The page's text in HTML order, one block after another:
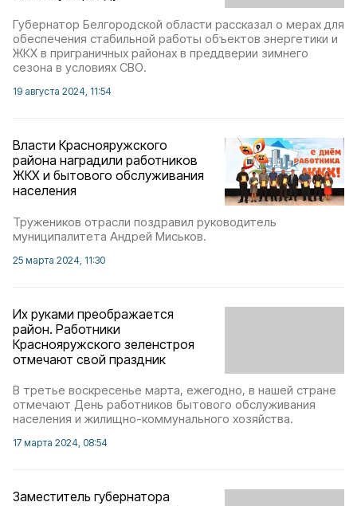
Губернатор Белгородской области рассказал о мерах для
обеспечения стабильной работы объектов энергетики и
ЖКХ в приграничных районах в преддверии зимнего
сезона в условиях СВО.
19 августа 2024, 11:54
Власти Краснояружского
района наградили работников
ЖКХ и бытового обслуживания
населения
Тружеников отрасли поздравил руководитель
муниципалитета Андрей Миськов.
25 марта 2024, 11:30
Их руками преображается
район. Работники
Краснояружского зеленстроя
отмечают свой праздник
В третье воскресенье марта, ежегодно, в нашей стране
отмечают День работников бытового обслуживания
населения и жилищно-коммунального хозяйства.
17 марта 2024, 08:54
Заместитель губернатора